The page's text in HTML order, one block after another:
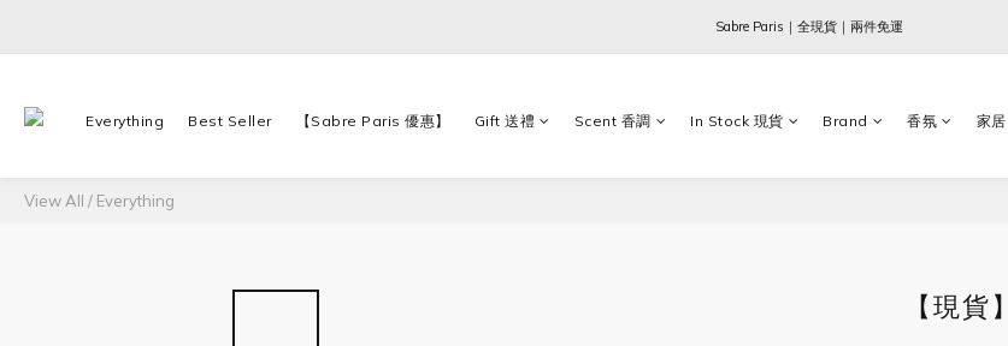
Ogata x 坂本龍一 ｜大師珍藏系列
Sabre Paris｜全現貨｜兩件免運
Everything Best Seller 【Sabre Paris 優惠】 Gift 送禮 Scent 香調 In Stock 現貨 Brand 香氛 家居
View All / Everything
【現